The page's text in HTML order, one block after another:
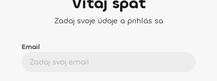
Zadaj svoje údaje a prihlás sa
Email